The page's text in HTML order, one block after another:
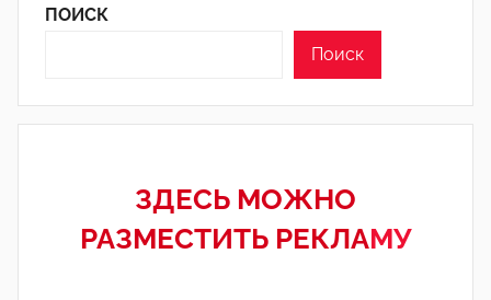
ПОИСК
Поиск
ЗДЕСЬ МОЖНО
РАЗМЕСТИТЬ РЕКЛАМУ